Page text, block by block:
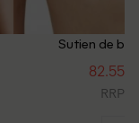
Sutien de
82.55
RRP: